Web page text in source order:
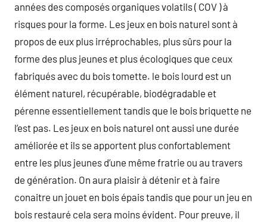
années des composés organiques volatils ( COV ) à
risques pour la forme. Les jeux en bois naturel sont à
propos de eux plus irréprochables, plus sûrs pour la
forme des plus jeunes et plus écologiques que ceux
fabriqués avec du bois tomette. le bois lourd est un
élément naturel, récupérable, biodégradable et
pérenne essentiellement tandis que le bois briquette ne
l’est pas. Les jeux en bois naturel ont aussi une durée
améliorée et ils se apportent plus confortablement
entre les plus jeunes d’une même fratrie ou au travers
de génération. On aura plaisir à détenir et à faire
conaitre un jouet en bois épais tandis que pour un jeu en
bois restauré cela sera moins évident. Pour preuve, il